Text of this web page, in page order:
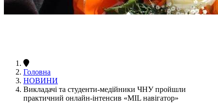
Головна
НОВИНИ
Викладачі та студенти-медійники ЧНУ пройшли
практичний онлайн-інтенсив «MIL навігатор»